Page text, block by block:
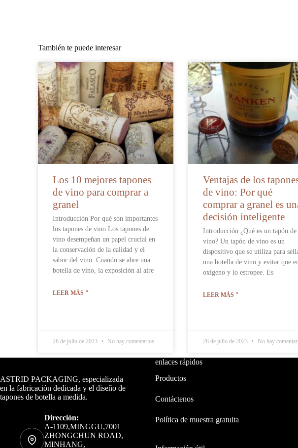
También te puede interesar
Los 10 mejores tapones
de vino para comprar a
granel
Introducción Por qué son importantes
los tapones de vino Los tapones de
vino desempeñan un papel crucial en
la conservación de la calidad y el
sabor del vino. Cuando se abre una
botella de vino, la exposición al aire
LEER MÁS "
28 de julio de 2023 No hay comentarios
Ventajas de los
de vino: Por qué
comprar a granel es
decisión inteligente
Introducción ¿Qué es un tapón de
vino? Un tapón de vino es un
dispositivo que se utiliza para
una botella de vino y evitar que
oxígeno y lo estropee. Es
LEER MÁS "
28 de julio de 2023 No hay
ASTRID PACKAGING, especializada
en la fabricación dedicada y el diseño de
tapones de botella a medida.
Dirección:
A-1109,MINGGU,7001
ZHONGCHUN ROAD,
MINHANG,
enlaces rápidos
Productos
Contáctenos
Política de muestra gratuita